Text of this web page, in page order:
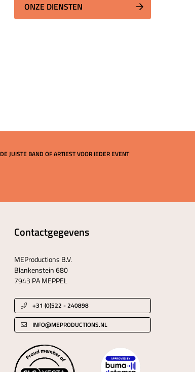
ONZE DIENSTEN
DE JUISTE BAND OF ARTIEST VOOR IEDER EVENT
Contactgegevens
MEProductions B.V.
Blankenstein 680
7943 PA MEPPEL
+31 (0)522 - 240898
INFO@MEPRODUCTIONS.NL